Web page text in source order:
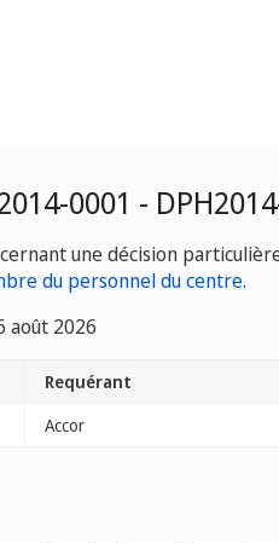
0001 -
une décision
du personnel du centre.
août 2026
Requérant
Accor